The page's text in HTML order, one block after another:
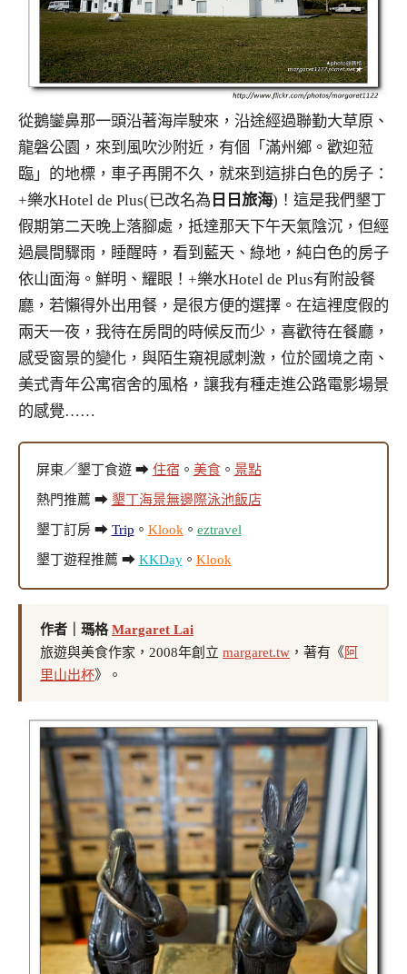
從鵝鑾鼻那一頭沿著海岸駛來，沿途經過聯勤大草原、
龍磐公園，來到風吹沙附近，有個「滿州鄉。歡迎蒞
臨」的地標，車子再開不久，就來到這排白色的房子：
+樂水Hotel de Plus(已改名為 日日旅海)！這是我們墾丁
假期第二天晚上落腳處，抵達那天下午天氣陰沉，但經
過晨間驟雨，睡醒時，看到藍天、綠地，純白色的房子
依山面海。鮮明、耀眼！+樂水Hotel de Plus有附設餐
廳，若懶得外出用餐，是很方便的選擇。在這裡度假的
兩天一夜，我待在房間的時候反而少，喜歡待在餐廳，
感受窗景的變化，與陌生窺視感刺激，位於國境之南、
美式青年公寓宿舍的風格，讓我有種走進公路電影場景
的感覺……
屏東／墾丁食遊 ➡ 住宿 。 美食。 景點
熱門推薦 ➡ 墾丁海景無邊際泳池飯店
墾丁訂房 ➡ Trip 。 Klook。 eztravel
墾丁遊程推薦 ➡ KKDay。 Klook
作者｜瑪格Margaret Lai
旅遊與美食作家，2008年創立 margaret.tw ，著有《阿
里山出杯》。